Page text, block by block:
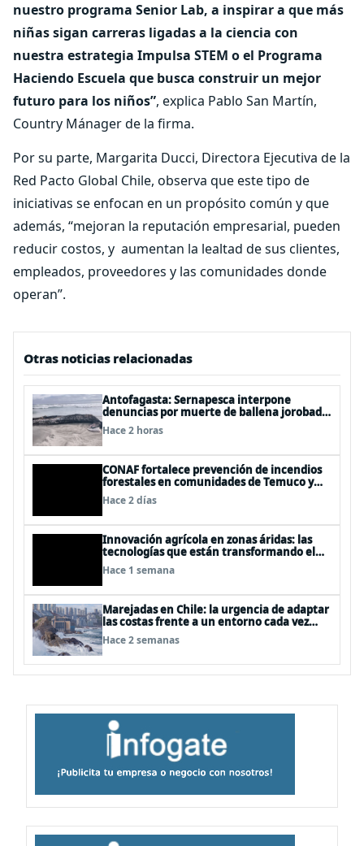
nuestro programa Senior Lab, a inspirar a que más
niñas sigan carreras ligadas a la ciencia con
nuestra estrategia Impulsa STEM o el Programa
Haciendo Escuela que busca construir un mejor
futuro para los niños”, explica Pablo San Martín,
Country Mánager de la firma.
Por su parte, Margarita Ducci, Directora Ejecutiva de la
Red Pacto Global Chile, observa que este tipo de
iniciativas se enfocan en un propósito común y que
además, “mejoran la reputación empresarial, pueden
reducir costos, y aumentan la lealtad de sus clientes,
empleados, proveedores y las comunidades donde
operan”.
Otras noticias relacionadas
Antofagasta: Sernapesca interpone
denuncias por muerte de ballena jorobada
y maltrato a lobos marinos
Hace 2 horas
CONAF fortalece prevención de incendios
forestales en comunidades de Temuco y
Galvarino
Hace 2 días
Innovación agrícola en zonas áridas: las
tecnologías que están transformando el
desierto de Atacama
Hace 1 semana
Marejadas en Chile: la urgencia de adaptar
las costas frente a un entorno cada vez
más desafiante
Hace 2 semanas